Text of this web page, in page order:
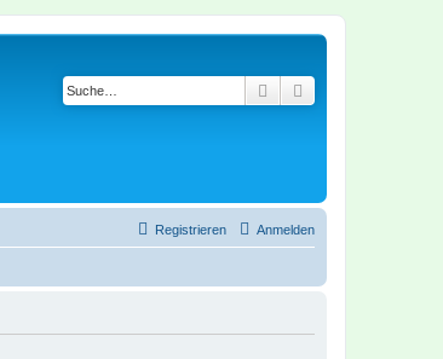
Suche
Anmelden
Registrieren